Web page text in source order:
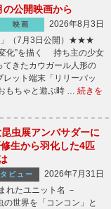
の公開映画から
映画
2026年8月3日
」（7月3日公開）★★★
化”を描く 持ち主の少女
てきたカウガール人形の
ット端末「リリーパッ
もちゃと遊ぶ時 … 続きを
虫展アンバサダーに
生から羽化した4匹
ビュー
2026年7月31日
れたユニット名 －
の世界を「コンコン」と